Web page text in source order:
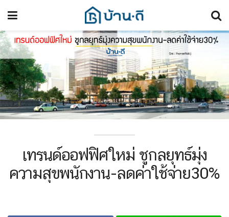
เทรนด์ออฟฟิศใหม่ ชูกลยุทธ์มุ่ง
ความสุขพนักงาน-ลดค่าใช้จ่าย30%